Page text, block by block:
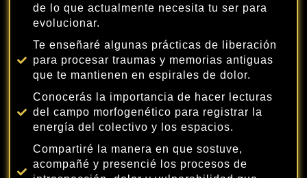
de lo que actualmente necesita tu ser para
evolucionar.
Te enseñaré algunas prácticas de liberación
para procesar traumas y memorias antiguas
que te mantienen en espirales de dolor.
Conocerás la importancia de hacer lecturas
del campo morfogenético para registrar la
energía del colectivo y los espacios.
Compartiré la manera en que sostuve,
acompañé y presencié los procesos de